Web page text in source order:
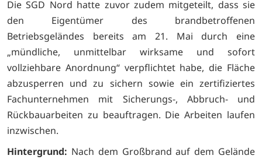
Die SGD Nord hatte zuvor zudem mitgeteilt, dass sie
den Eigentümer des brandbetroffenen
Betriebsgeländes bereits am 21. Mai durch eine
„mündliche, unmittelbar wirksame und sofort
vollziehbare Anordnung“ verpflichtet habe, die Fläche
abzusperren und zu sichern sowie ein zertifiziertes
Fachunternehmen mit Sicherungs-, Abbruch- und
Rückbauarbeiten zu beauftragen. Die Arbeiten laufen
inzwischen.
Hintergrund: Nach dem Großbrand auf dem Gelände